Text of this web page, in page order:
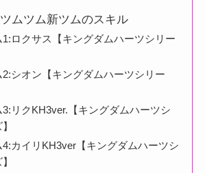
ムツム新ツムのスキル
1:ロクサス【キングダムハーツシリー
2:シオン【キングダムハーツシリー
3:リクKH3ver.【キングダムハーツシ
4:カイリKH3ver【キングダムハーツシ